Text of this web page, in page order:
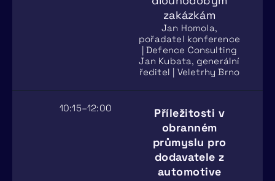
zakázkám
Jan Homola,
pořadatel konference
| Defence Consulting
Jan Kubata, generální
ředitel | Veletrhy Brno
10:15–12:00
Příležitosti v
obranném
průmyslu pro
dodavatele z
automotive